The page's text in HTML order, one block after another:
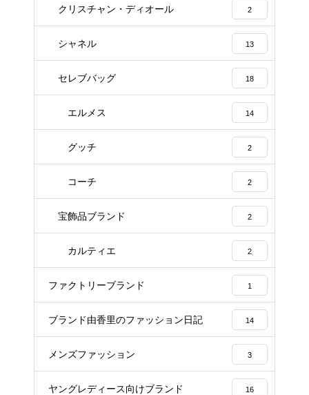
クリスチャン・ディオール 2
シャネル 13
セレブバッグ 18
エルメス 14
グッチ 2
コーチ 2
宝飾品ブランド 2
カルティエ 2
ファクトリーブランド 1
ブランド由香里のファッション日記 14
メンズファッション 3
ヤングレディース向けブランド 16